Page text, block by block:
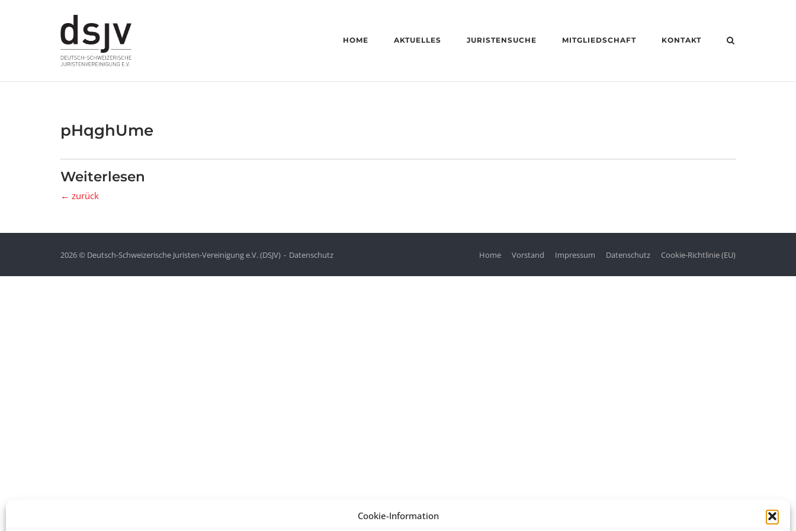
Cookie-Information
HOME AKTUELLES JURISTENSUCHE MITGLIEDSCHAFT KONTAKT
pHqghUme
Weiterlesen
← zurück
2026 © Deutsch-Schweizerische Juristen-Vereinigung e.V. (DSJV) Datenschutz Home Vorstand Impressum Datenschutz Cookie-Richtlinie (EU)